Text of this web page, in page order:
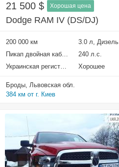
21 500 $ Хорошая цена
Dodge RAM IV (DS/DJ)
200 000 км 3.0 л, Дизель
Пикап двойная кабина
240 л.с.
Украинская регистрация
Хорошее
Броды, Львовская обл.
384 км от г. Киев